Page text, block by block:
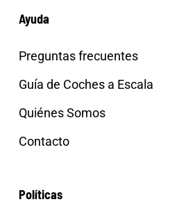
Ayuda
Preguntas frecuentes
Guía de Coches a Escala
Quiénes Somos
Contacto
Políticas